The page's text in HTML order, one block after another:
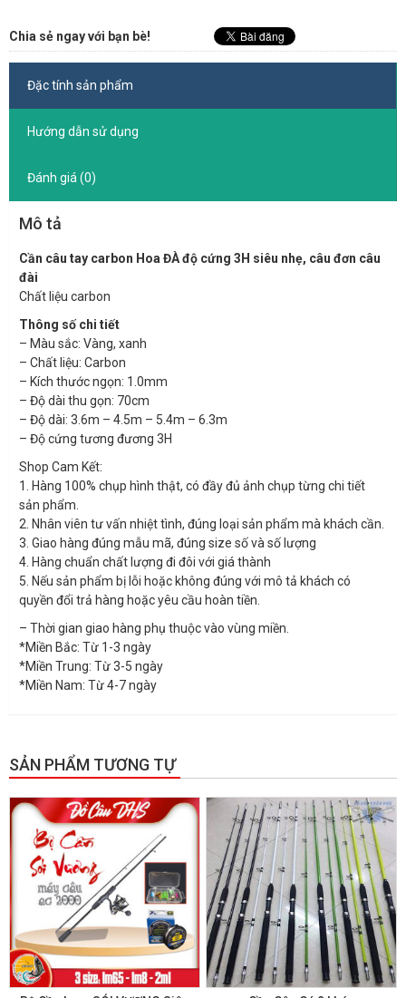
Chia sẻ ngay với bạn bè!
Đặc tính sản phẩm
Hướng dẫn sử dụng
Đánh giá (0)
Mô tả
Cần câu tay carbon Hoa ĐÀ độ cứng 3H siêu nhẹ, câu đơn câu
đài
Chất liệu carbon
Thông số chi tiết
– Màu sắc: Vàng, xanh
– Chất liệu: Carbon
– Kích thước ngọn: 1.0mm
– Độ dài thu gọn: 70cm
– Độ dài: 3.6m – 4.5m – 5.4m – 6.3m
– Độ cứng tương đương 3H
Shop Cam Kết:
1. Hàng 100% chụp hình thật, có đầy đủ ảnh chụp từng chi tiết
sản phẩm.
2. Nhân viên tư vấn nhiệt tình, đúng loại sản phẩm mà khách cần.
3. Giao hàng đúng mẫu mã, đúng size số và số lượng
4. Hàng chuẩn chất lượng đi đôi với giá thành
5. Nếu sản phẩm bị lỗi hoặc không đúng với mô tả khách có
quyền đổi trả hàng hoặc yêu cầu hoàn tiền.
– Thời gian giao hàng phụ thuộc vào vùng miền.
*Miền Bắc: Từ 1-3 ngày
*Miền Trung: Từ 3-5 ngày
*Miền Nam: Từ 4-7 ngày
SẢN PHẨM TƯƠNG TỰ
GIẢM GIÁ!